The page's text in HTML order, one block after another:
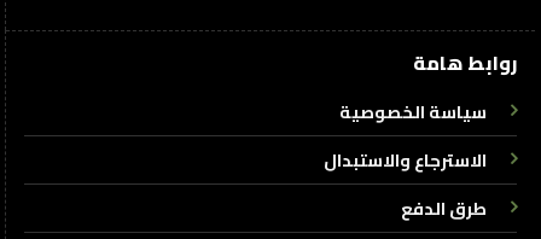
روابط هامة
سياسة الخصوصية
الاسترجاع والاستبدال
طرق الدفع